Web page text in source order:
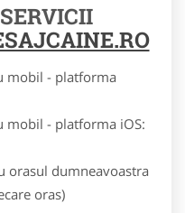
mobil - platforma
mobil - platforma iOS:
orasul dumneavoastra
oras)